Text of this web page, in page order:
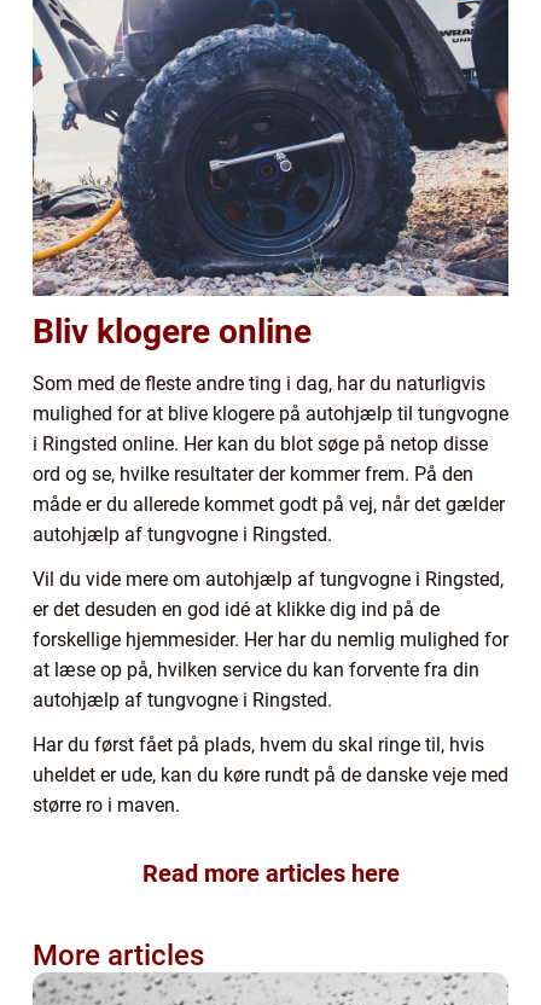
Bliv klogere online
Som med de fleste andre ting i dag, har du naturligvis
mulighed for at blive klogere på autohjælp til tungvogne
i Ringsted online. Her kan du blot søge på netop disse
ord og se, hvilke resultater der kommer frem. På den
måde er du allerede kommet godt på vej, når det gælder
autohjælp af tungvogne i Ringsted.
Vil du vide mere om autohjælp af tungvogne i Ringsted,
er det desuden en god idé at klikke dig ind på de
forskellige hjemmesider. Her har du nemlig mulighed for
at læse op på, hvilken service du kan forvente fra din
autohjælp af tungvogne i Ringsted.
Har du først fået på plads, hvem du skal ringe til, hvis
uheldet er ude, kan du køre rundt på de danske veje med
større ro i maven.
Read more articles here
More articles